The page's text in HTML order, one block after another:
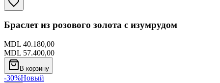
Браслет из розового золота с изумрудом
MDL 40.180,00
MDL 57.400,00
В корзину
-30%Новый